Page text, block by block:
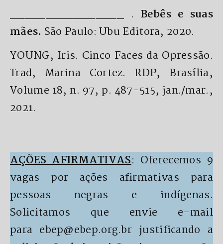
________________ . Bebês e suas
mães. São Paulo: Ubu Editora, 2020.
YOUNG, Iris. Cinco Faces da Opressão.
Trad, Marina Cortez. RDP, Brasília,
Volume 18, n. 97, p. 487-515, jan./mar.,
2021.
AÇÕES AFIRMATIVAS: Oferecemos 9
vagas por ações afirmativas para
pessoas negras e indígenas.
Solicitamos que envie e-mail
para ebep@ebep.org.br justificando a